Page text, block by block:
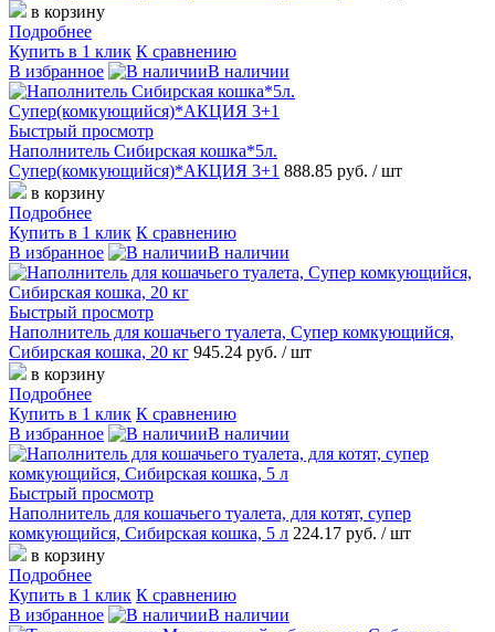
в корзину
Подробнее
Купить в 1 клик К сравнению
В избранное
В наличии
Быстрый просмотр
Наполнитель Сибирская кошка*5л.
Супер(комкующийся)*АКЦИЯ 3+1 888.85 руб. / шт
в корзину
Подробнее
Купить в 1 клик К сравнению
В избранное
В наличии
Быстрый просмотр
Наполнитель для кошачьего туалета, Супер комкующийся,
Сибирская кошка, 20 кг 945.24 руб. / шт
в корзину
Подробнее
Купить в 1 клик К сравнению
В избранное
В наличии
Быстрый просмотр
Наполнитель для кошачьего туалета, для котят, супер
комкующийся, Сибирская кошка, 5 л 224.17 руб. / шт
в корзину
Подробнее
Купить в 1 клик К сравнению
В избранное
В наличии